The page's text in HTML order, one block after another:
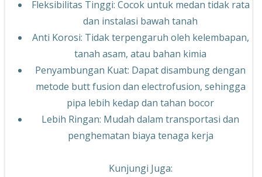
Fleksibilitas Tinggi: Cocok untuk medan tidak rata
dan instalasi bawah tanah
Anti Korosi: Tidak terpengaruh oleh kelembapan,
tanah asam, atau bahan kimia
Penyambungan Kuat: Dapat disambung dengan
metode butt fusion dan electrofusion, sehingga
pipa lebih kedap dan tahan bocor
Lebih Ringan: Mudah dalam transportasi dan
penghematan biaya tenaga kerja
Kunjungi Juga: